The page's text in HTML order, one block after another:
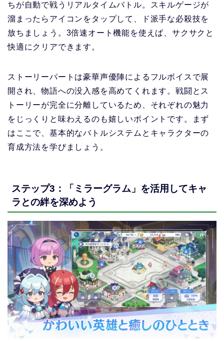
ちが自動で戦うリアルタイムバトル。スキルゲージが
溜まったらアイコンをタップして、ド派手な必殺技を
放ちましょう。3倍速オート機能を使えば、サクサクと
快適にクリアできます。
ストーリーパートは豪華声優陣によるフルボイスで展
開され、物語への没入感を高めてくれます。戦闘とス
トーリーが完全に分離しているため、それぞれの魅力
をじっくりと味わえるのも嬉しいポイントです。まず
はここで、基本的なバトルシステムとキャラクターの
育成方法を学びましょう。
ステップ3：「ミラーグラム」を活用してキャ
ラとの絆を深めよう